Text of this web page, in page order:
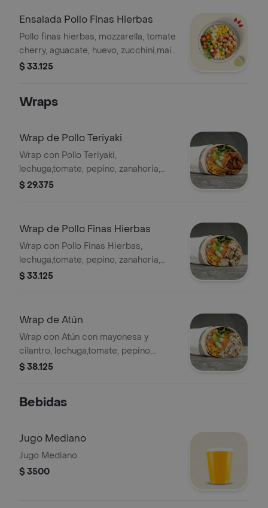
Ensalada Pollo Finas Hierbas
Pollo finas hierbas, mozzarella, tomate
cherry, aguacate, huevo, zucchini,maíz,
base de lechuga y salsa MUY. La
$ 33.125
Wraps
Wrap de Pollo Teriyaki
Wrap con Pollo Teriyaki,
lechuga,tomate, pepino, zanahoria,
pico de gallo, maíz y guacamole en
$ 29.375
Wrap de Pollo Finas Hierbas
Wrap con Pollo Finas Hierbas,
lechuga,tomate, pepino, zanahoria,
pico de gallo, maíz y guacamole en
$ 33.125
Wrap de Atún
Wrap con Atún con mayonesa y
cilantro, lechuga,tomate, pepino,
zanahoria, pico de gallo, maíz y
adicional
$ 38.125
Bebidas
Jugo Mediano
Jugo Mediano
$ 3500